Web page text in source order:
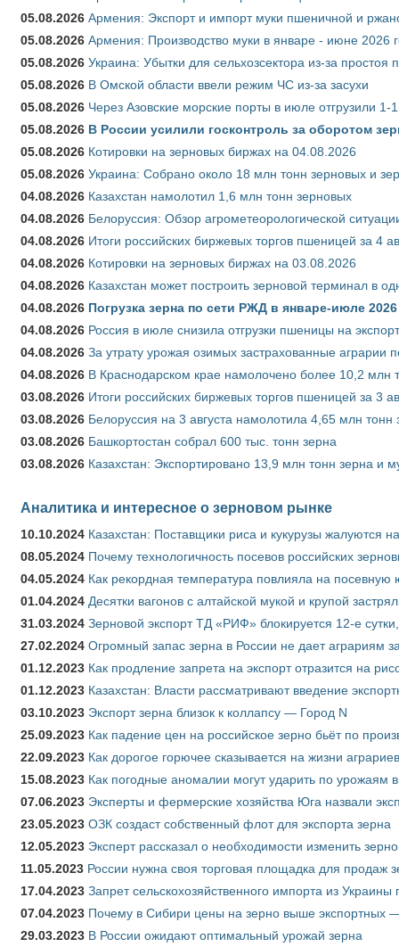
05.08.2026 Армения: Экспорт и импорт муки пшеничной и
05.08.2026 Армения: Производство муки в январе - июне 2026
05.08.2026 Украина: Убытки для сельхозсектора из-за простоя
05.08.2026 В Омской области ввели режим ЧС из-за засухи
05.08.2026 Через Азовские морские порты в июле отгрузили
05.08.2026 В России усилили госконтроль за оборотом
05.08.2026 Котировки на зерновых биржах на 04.08.2026
05.08.2026 Украина: Собрано около 18 млн тонн зерновых и
04.08.2026 Казахстан намолотил 1,6 млн тонн зерновых
04.08.2026 Белоруссия: Обзор агрометеорологической
04.08.2026 Итоги российских биржевых торгов пшеницей за 4
04.08.2026 Котировки на зерновых биржах на 03.08.2026
04.08.2026 Казахстан может построить зерновой терминал в
04.08.2026 Погрузка зерна по сети РЖД в январе-июле
04.08.2026 Россия в июле снизила отгрузки пшеницы на
04.08.2026 За утрату урожая озимых застрахованные аграрии
04.08.2026 В Краснодарском крае намолочено более 10,2 млн
03.08.2026 Итоги российских биржевых торгов пшеницей за 3
03.08.2026 Белоруссия на 3 августа намолотила 4,65 млн тонн
03.08.2026 Башкортостан собрал 600 тыс. тонн зерна
03.08.2026 Казахстан: Экспортировано 13,9 млн тонн зерна и
Аналитика и интересное о зерновом рынке
10.10.2024 Казахстан: Поставщики риса и кукурузы жалуются
08.05.2024 Почему технологичность посевов российских
04.05.2024 Как рекордная температура повлияла на
01.04.2024 Десятки вагонов с алтайской мукой и крупой
31.03.2024 Зерновой экспорт ТД «РИФ» блокируется 12-е
27.02.2024 Огромный запас зерна в России не дает аграриям
01.12.2023 Как продление запрета на экспорт отразится на
01.12.2023 Казахстан: Власти рассматривают введение
03.10.2023 Экспорт зерна близок к коллапсу — Город N
25.09.2023 Как падение цен на российское зерно бьёт по
22.09.2023 Как дорогое горючее сказывается на жизни аграриев
15.08.2023 Как погодные аномалии могут ударить по урожаям
07.06.2023 Эксперты и фермерские хозяйства Юга назвали
23.05.2023 ОЗК создаст собственный флот для экспорта зерна
12.05.2023 Эксперт рассказал о необходимости изменить
11.05.2023 России нужна своя торговая площадка для продаж
17.04.2023 Запрет сельскохозяйственного импорта из
07.04.2023 Почему в Сибири цены на зерно выше экспортных
29.03.2023 В России ожидают оптимальный урожай зерна